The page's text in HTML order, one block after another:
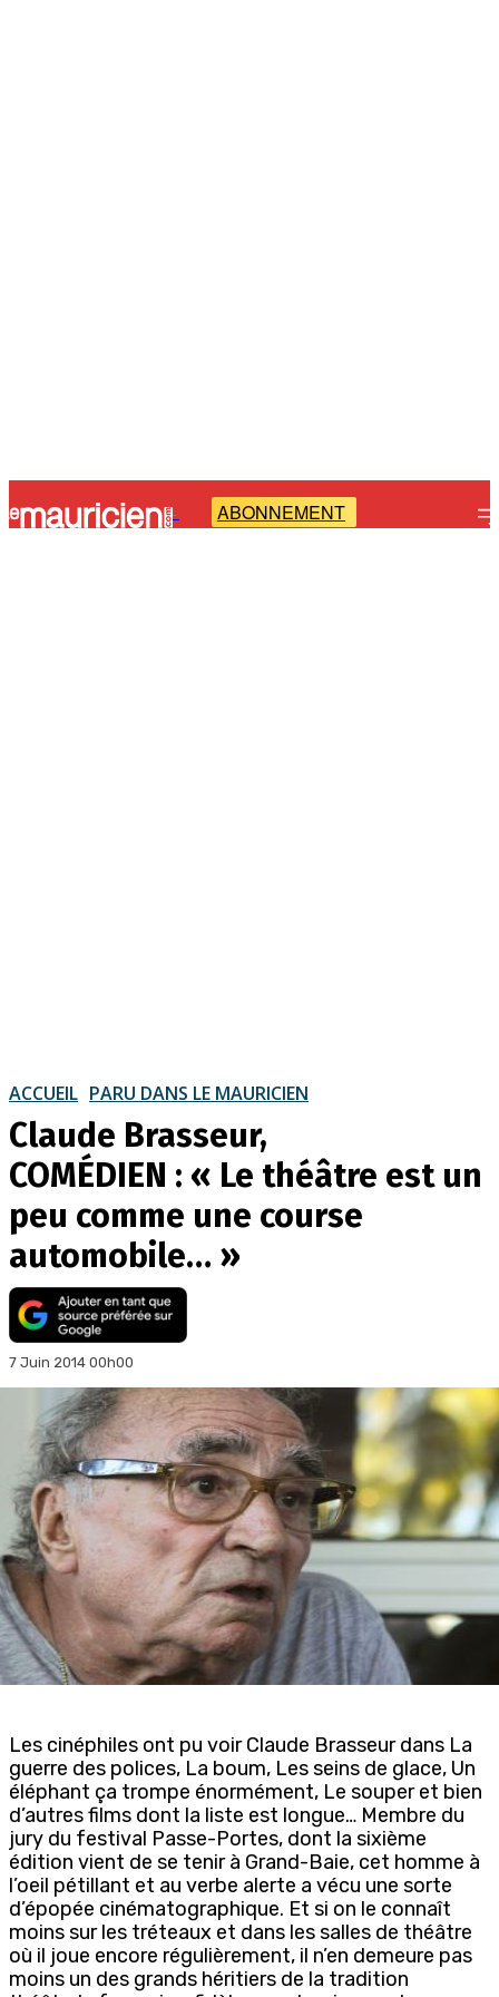
- ABONNEMENT
ACCUEIL PARU DANS LE MAURICIEN
Claude Brasseur,
COMÉDIEN : « Le théâtre est un
peu comme une course
automobile… »
7 Juin 2014 00h00
Les cinéphiles ont pu voir Claude Brasseur dans La
guerre des polices, La boum, Les seins de glace, Un
éléphant ça trompe énormément, Le souper et bien
d’autres films dont la liste est longue… Membre du
jury du festival Passe-Portes, dont la sixième
édition vient de se tenir à Grand-Baie, cet homme à
l’oeil pétillant et au verbe alerte a vécu une sorte
d’épopée cinématographique. Et si on le connaît
moins sur les tréteaux et dans les salles de théâtre
où il joue encore régulièrement, il n’en demeure pas
moins un des grands héritiers de la tradition